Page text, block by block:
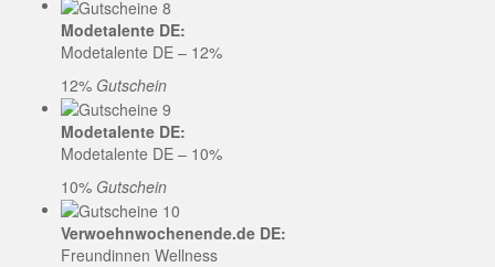
Modetalente DE:
Modetalente DE – 12%
12% Gutschein
Modetalente DE:
Modetalente DE – 10%
10% Gutschein
Verwoehnwochenende.de DE:
Freundinnen Wellness